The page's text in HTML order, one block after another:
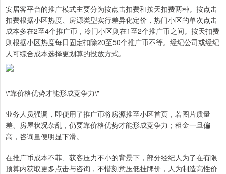
安居客平台的推广模式主要分为按点击扣费和按天扣费两种。按点击
扣费根据小区热度、房源类型实行差异化定价，热门小区的单次点击
成本多在2至4个推广币，冷门小区则在1至2个推广币之间。按天扣费
则根据小区热度每日固定扣除20至50个推广币不等。经纪公司或经纪
人可综合成本选择更划算的投放方式。
\"靠价格优势才能形成竞争力\"
业务人员强调，即便用了推广币将房源推至小区首页，若图片质量
差、房屋状况杂乱，仍要靠价格优势才能形成竞争力；租金一旦偏
高，咨询量便明显下滑。
在推广币成本不菲、获客压力不小的背景下，部分经纪人为了在有限
预算内获取更多点击与咨询，不惜刻意压低挂牌价，人为制造高性价